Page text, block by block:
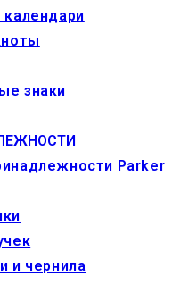
знаки
Parker
и чернила